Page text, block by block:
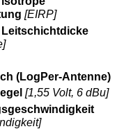
[EIRP]
(LogPer-Antenne)
[1,55 Volt, 6 dBu]